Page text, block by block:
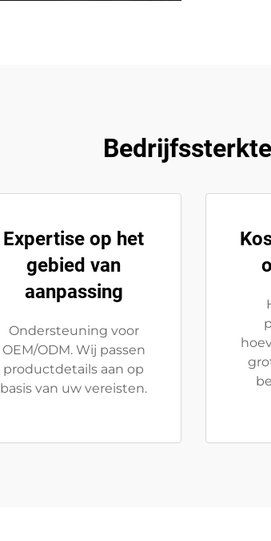
Expertise op het
gebied van
aanpassing
Ondersteuning voor
OEM/ODM. Wij passen
productdetails aan op
basis van uw vereisten.